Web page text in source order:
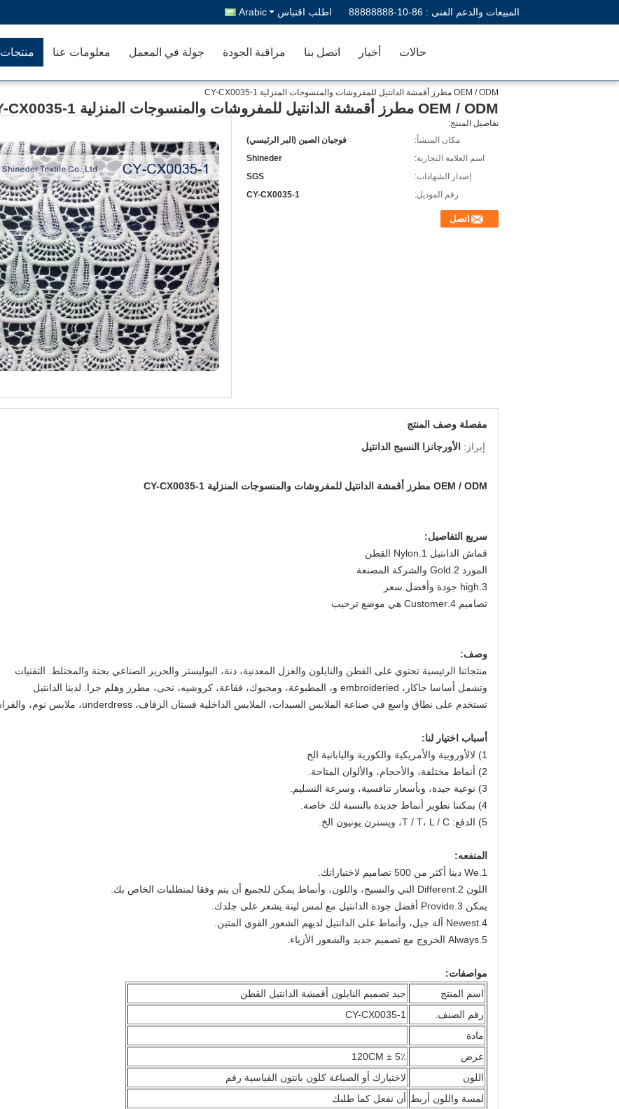
المبيعات والدعم الفنى : 86-10-88888888 اطلب اقتباس Arabic
منتجات معلومات عنا جولة في المعمل مراقبة الجودة اتصل بنا أخبار حالات
OEM / ODM مطرز أقمشة الدانتيل للمفروشات والمنسوجات المنزلية CY-CX0035-1
OEM / ODM مطرز أقمشة الدانتيل للمفروشات والمنسوجات المنزلية CY-CX0035-1
تفاصيل المنتج:
مكان المنشأ:
فوجيان الصين (البر الرئيسي)
اسم العلامة التجارية:
Shineder
إصدار الشهادات:
SGS
رقم الموديل:
CY-CX0035-1
اتصل
مفصلة وصف المنتج
إبراز: الأورجانزا النسيج الدانتيل
OEM / ODM مطرز أقمشة الدانتيل للمفروشات والمنسوجات المنزلية CY-CX0035-1
سريع التفاصيل:
قماش الدانتيل 1.Nylon القطن
المورد 2.Gold والشركة المصنعة
3.high جودة وأفضل سعر
تصاميم 4.Customer هي موضع ترحيب
وصف:
منتجاتنا الرئيسية تحتوي على القطن والنايلون والغزل المعدنية، دنة، البوليستر والحرير الصناعي بحتة والمختلط.
التقنيات
وتشمل أساسا جاكار، embroideried و، المطبوعة، ومحبوك، فقاعة، كروشيه، نحى، مطرز وهلم جرا.
لدينا الدانتيل
تستخدم على نطاق واسع في صناعة الملابس السيدات، الملابس الداخلية فستان الزفاف، underdress، ملابس نوم، والفراش، والمنسوجات المنزلية.
أسباب اختيار لنا:
1) لالأوروبية والأمريكية والكورية واليابانية الخ
2) أنماط مختلفة، والأحجام، والألوان المتاحة.
3) نوعية جيدة، وبأسعار تنافسية، وسرعة التسليم.
4) يمكننا تطوير أنماط جديدة بالنسبة لك خاصة.
5) الدفع: T / T، L / C، ويسترن يونيون الخ.
المنفعه:
1.We دينا أكثر من 500 تصاميم لاختياراتك.
اللون 2.Different التي والنسيج، واللون، وأنماط يمكن للجميع أن يتم وفقا لمتطلبات الخاص بك.
يمكن 3.Provide أفضل جودة الدانتيل مع لمس لينة يشعر على جلدك.
4.Newest آلة جيل، وأنماط على الدانتيل لديهم الشعور القوي المتين.
5.Always الخروج مع تصميم جديد والشعور الأزياء.
مواصفات:
اسم المنتج
جيد تصميم النايلون أقمشة الدانتيل القطن
رقم الصنف.
CY-CX0035-1
مادة
عرض
120CM ± 5٪
اللون
لاختيارك أو الصباغة كلون بانتون القياسية رقم
لمسة واللون أربط أن نفعل كما طلبك